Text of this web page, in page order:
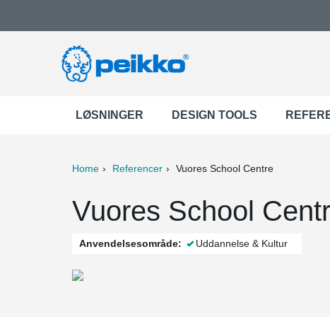
LØSNINGER DESIGN TOOLS
Home Referencer Vuores School Centre
Vuores School
Anvendelsesområde: Uddannelse & Kultur